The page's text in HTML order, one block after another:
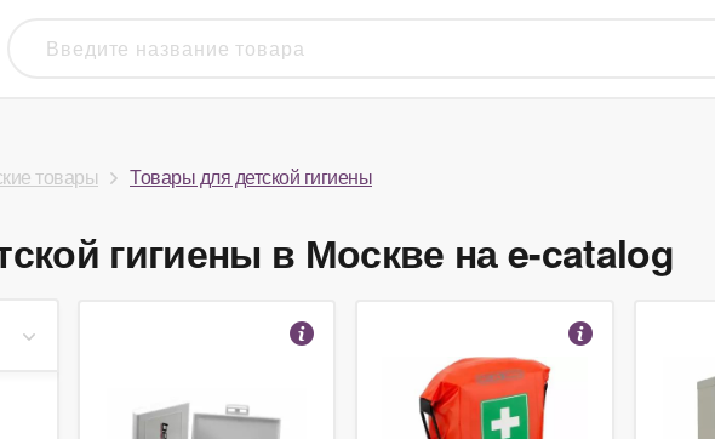
товары Товары для детской гигиены
гигиены в Москве на e-catalog